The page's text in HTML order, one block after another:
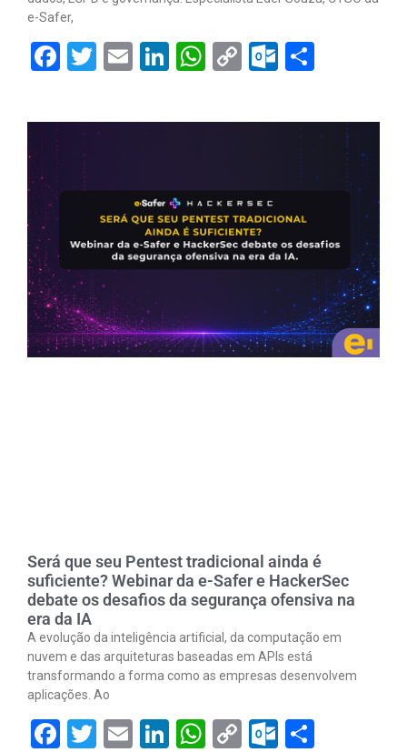
e-Safer,
Facebook
Twitter
EmailLinkedIn
WhatsApp
Copy
Será que seu Pentest tradicional ainda é
suficiente? Webinar da e-Safer e HackerSec
debate os desafios da segurança ofensiva na
era da IA
A evolução da inteligência artificial, da computação em
nuvem e das arquiteturas baseadas em APIs está
transformando a forma como as empresas desenvolvem
aplicações. Ao
Facebook
Twitter
EmailLinkedIn
WhatsApp
Copy